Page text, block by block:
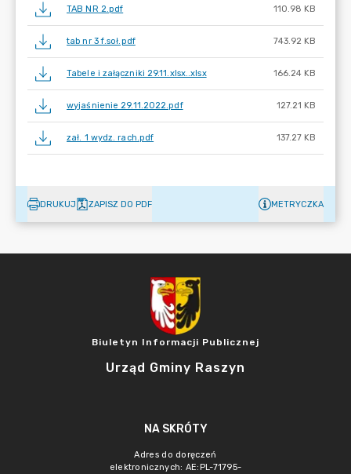
TAB NR 2.pdf 110.98 KB
tab nr 3 f.soł.pdf 743.92 KB
Tabele i załączniki 29.11.xlsx..xlsx 166.24 KB
wyjaśnienie 29.11.2022.pdf 127.21 KB
zał. 1 wydz. rach.pdf 137.27 KB
DRUKUJ ZAPISZ DO PDF METRYCZKA
Biuletyn Informacji Publicznej
Urząd Gminy Raszyn
NA SKRÓTY
Adres do doręczeń
elektronicznych: AE:PL-71795-